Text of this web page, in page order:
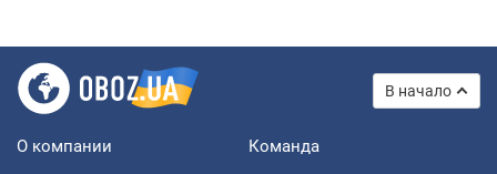
В начало
О компании Команда